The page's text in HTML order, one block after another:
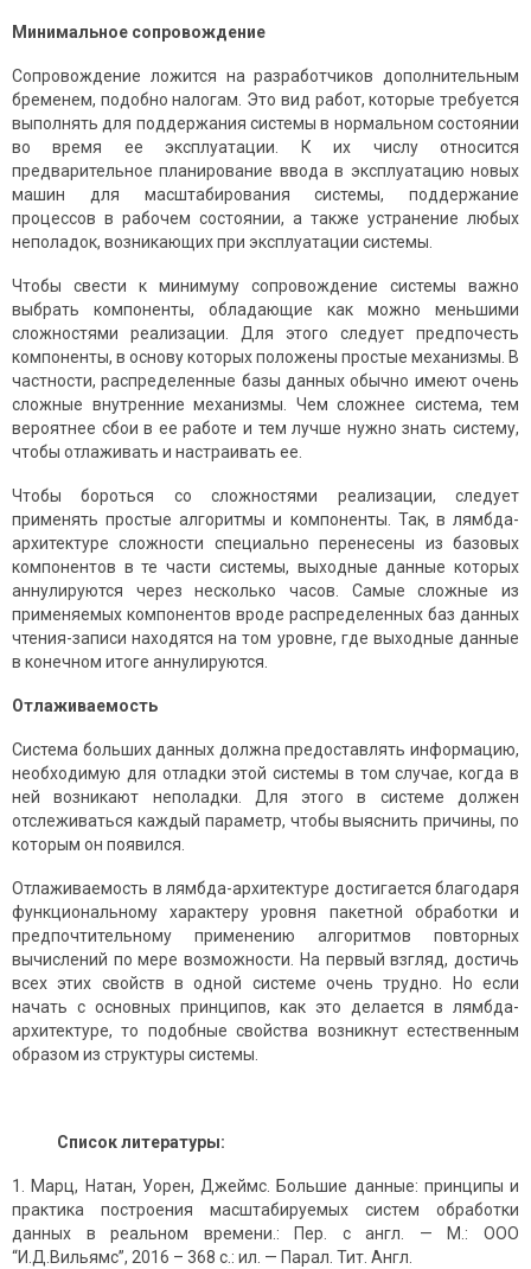
Минимальное сопровождение
Сопровождение ложится на разработчиков дополнительным
бременем, подобно налогам. Это вид работ, которые требуется
выполнять для поддержания системы в нормальном состоянии
во время ее эксплуатации. К их числу относится
предварительное планирование ввода в эксплуатацию новых
машин для масштабирования системы, поддержание
процессов в рабочем состоянии, а также устранение любых
неполадок, возникающих при эксплуатации системы.
Чтобы свести к минимуму сопровождение системы важно
выбрать компоненты, обладающие как можно меньшими
сложностями реализации. Для этого следует предпочесть
компоненты, в основу которых положены простые механизмы. В
частности, распределенные базы данных обычно имеют очень
сложные внутренние механизмы. Чем сложнее система, тем
вероятнее сбои в ее работе и тем лучше нужно знать систему,
чтобы отлаживать и настраивать ее.
Чтобы бороться со сложностями реализации, следует
применять простые алгоритмы и компоненты. Так, в лямбда-
архитектуре сложности специально перенесены из базовых
компонентов в те части системы, выходные данные которых
аннулируются через несколько часов. Самые сложные из
применяемых компонентов вроде распределенных баз данных
чтения-записи находятся на том уровне, где выходные данные
в конечном итоге аннулируются.
Отлаживаемость
Система больших данных должна предоставлять информацию,
необходимую для отладки этой системы в том случае, когда в
ней возникают неполадки. Для этого в системе должен
отслеживаться каждый параметр, чтобы выяснить причины, по
которым он появился.
Отлаживаемость в лямбда-архитектуре достигается благодаря
функциональному характеру уровня пакетной обработки и
предпочтительному применению алгоритмов повторных
вычислений по мере возможности. На первый взгляд, достичь
всех этих свойств в одной системе очень трудно. Но если
начать с основных принципов, как это делается в лямбда-
архитектуре, то подобные свойства возникнут естественным
образом из структуры системы.
Список литературы:
Марц, Натан, Уорен, Джеймс. Большие данные: принципы и
практика построения масштабируемых систем обработки
данных в реальном времени.: Пер. с англ. — М.: ООО
“И.Д.Вильямс”, 2016 – 368 с.: ил. — Парал. Тит. Англ.